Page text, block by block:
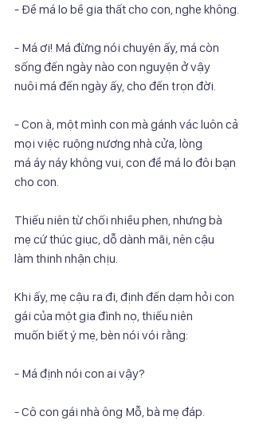
- Để má lo bề gia thất cho con, nghe không.
- Má ơi! Má đừng nói chuyện ấy, má còn
sống đến ngày nào con nguyện ở vậy
nuôi má đến ngày ấy, cho đến trọn đời.
- Con à, một mình con mà gánh vác luôn cả
mọi việc ruộng nương nhà cửa, lòng
má áy náy không vui, con để má lo đôi bạn
cho con.
Thiếu niên từ chối nhiều phen, nhưng bà
mẹ cứ thúc giục, dỗ dành mãi, nên cậu
làm thinh nhận chịu.
Khi ấy, mẹ cậu ra đi, định đến dạm hỏi con
gái của một gia đình nọ, thiếu niên
muốn biết ý mẹ, bèn nói vói rằng:
- Má định nói con ai vậy?
- Cô con gái nhà ông Mỗ, bà mẹ đáp.